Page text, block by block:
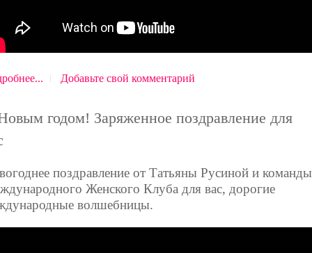
Добавьте свой комментарий
годом! Заряженное поздравление для
поздравление от Татьяны Русиной и команды
Женского Клуба для вас, дорогие
волшебницы.